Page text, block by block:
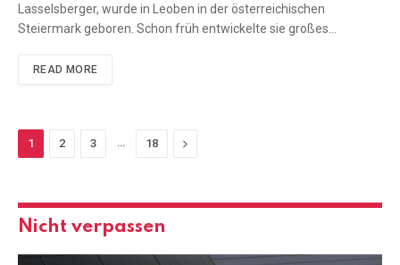
Lasselsberger, wurde in Leoben in der österreichischen
Steiermark geboren. Schon früh entwickelte sie großes…
READ MORE
1 2 3 18 Next
Nicht verpassen